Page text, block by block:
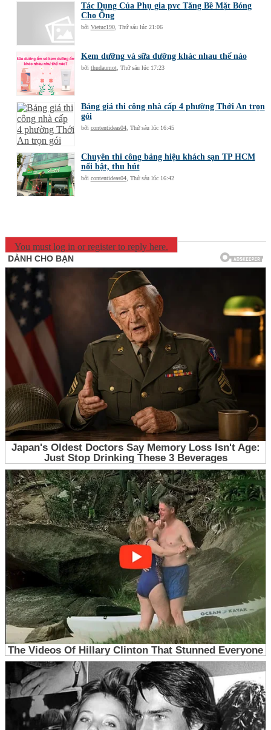
Tác Dụng Của Phụ gia pvc Tăng Bề Mặt Bóng
Cho Ống
bởi Vietuc190, Thứ sáu lúc 21:06
Kem dưỡng và sữa dưỡng khác nhau thế nào
bởi thudaumot, Thứ sáu lúc 17:23
Bảng giá thi công nhà cấp 4 phường Thới An trọn
gói
bởi contentideas04, Thứ sáu lúc 16:45
Chuyên thi công bảng hiệu khách sạn TP HCM
nổi bật, thu hút
bởi contentideas04, Thứ sáu lúc 16:42
You must log in or register to reply here.